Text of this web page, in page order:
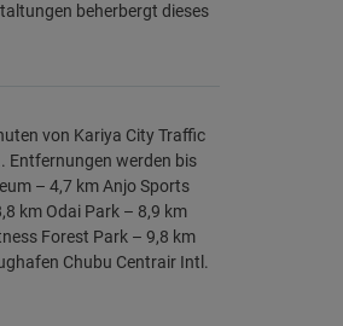
beherbergt dieses
von Kariya City Traffic
Entfernungen werden bis
– 4,7 km Anjo Sports
km Odai Park – 8,9 km
Forest Park – 9,8 km
Chubu Centrair Intl.